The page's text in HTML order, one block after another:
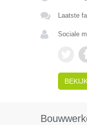
Laatste
Sociale